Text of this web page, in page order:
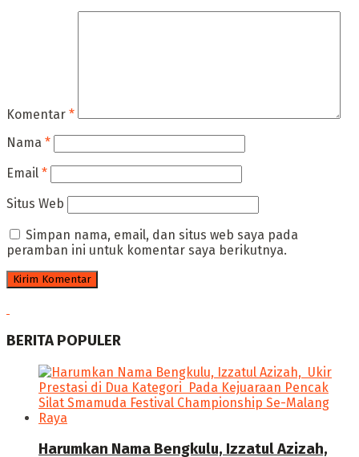
Komentar *
Nama *
Email *
Situs Web
Simpan nama, email, dan situs web saya pada
peramban ini untuk komentar saya berikutnya.
BERITA POPULER
Harumkan Nama Bengkulu, Izzatul Azizah,